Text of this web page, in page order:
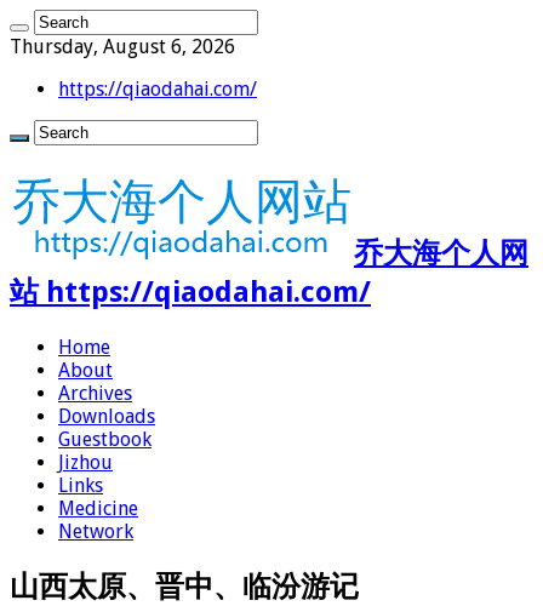
Thursday, August 6, 2026
https://qiaodahai.com/
乔大海个人网
站 https://qiaodahai.com/
Home
About
Archives
Downloads
Guestbook
Jizhou
Links
Medicine
Network
山西太原、晋中、临汾游记